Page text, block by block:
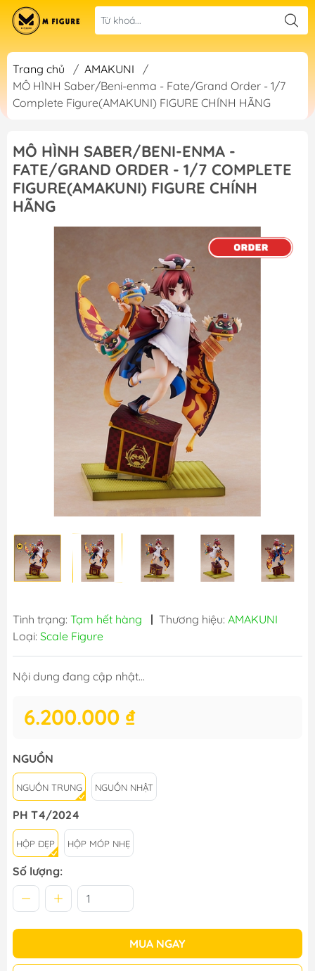
Trang chủ / AMAKUNI
/
MÔ HÌNH Saber/Beni-enma - Fate/Grand Order - 1/7
Complete Figure(AMAKUNI) FIGURE CHÍNH HÃNG
MÔ HÌNH SABER/BENI-ENMA -
FATE/GRAND ORDER - 1/7 COMPLETE
FIGURE(AMAKUNI) FIGURE CHÍNH
HÃNG
Tình trạng: Tạm hết hàng | Thương hiệu: AMAKUNI
Loại: Scale Figure
Nội dung đang cập nhật...
6.200.000 ₫
NGUỒN
NGUỒN TRUNG NGUỒN NHẬT
PH T4/2024
HỘP ĐẸP HỘP MÓP NHẸ
Số lượng:
MUA NGAY